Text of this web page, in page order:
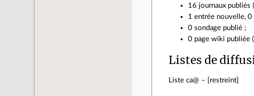
16 journaux publiés
1 entrée nouvelle,
0 sondage publié ;
0 page wiki publiée
Listes de
Liste ca@ – [restreint]